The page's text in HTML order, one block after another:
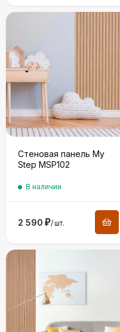
Стеновая панель My
Step MSP102
В наличии
2 590 ₽/шт.